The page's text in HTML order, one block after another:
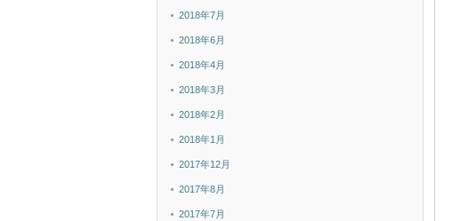
2018年7月
2018年6月
2018年4月
2018年3月
2018年2月
2018年1月
2017年12月
2017年8月
2017年7月